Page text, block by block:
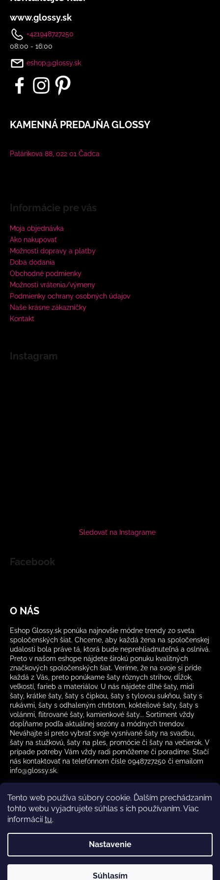
Tento web používa súbory cookie. Ďalším prechádzaním
tohto webu vyjadrujete súhlas s ich používaním. Viac
informáciítu.
Nastavenie
Súhlasím
www.glossy.sk
+421948727250
08:00 - 16:00
eshop@glossy.sk
KAMENNÁ PREDAJŇA GLOSSY
Palárikova 88, 022 01 Čadca
Informácie pre vás
Moja objednávka
Ako nakupovať
Možnosti dopravy a platby
Doba dodania
Obchodné podmienky
Možnosti vrátenia/výmeny
Podmienky ochrany osobných údajov
Naše krásne zákazníčky
Kontakt
Instagram
Sledovať na Instagrame
Facebook
O NÁS
Eshop Glossy.sk ponúka najnovšie módne trendy zo sveta
spoločenských šiat. Chceme, aby každá žena na spoločenskej
udalosti bola práve tá, ktorá bude neprehliadnuteľná a oslnivá.
Preto v našom eshope nájdete širokú ponuku kvalitných
značkových spoločenských šiat. Veríme, že na svoje si príde
každá z Vás, preto ponúkame šaty rôznych strihov, dĺžok,
veľkostí, farieb a materiálov. U nás nájdete dlhé šaty, midi
šaty, krátke šaty, šaty s čipkou, šaty s tylovou sukňou, šaty s
rukávmi, šaty s odhaleným chrbtom, kokteilové šaty, šaty s
volánmi, flitrované šaty, kamienkové šaty... Sortiment vždy
dopĺňame podľa aktuálnej sezóny a módnych trendov.
Neváhajte si preto vybrať svoje vysnívané šaty na svadbu,
šaty na stužkovú, šaty na ples, promócie či šaty na večierok. V
prípade potreby Vám vždy radi pomôžeme či poradíme. Stačí
nás kontaktovať na telefónnom čísle 0948727250 či emailom
info@glossy.sk.
Kamenná predajňa otváracia doba CZ
Glossy.sk. Všetky práva vyhradené.